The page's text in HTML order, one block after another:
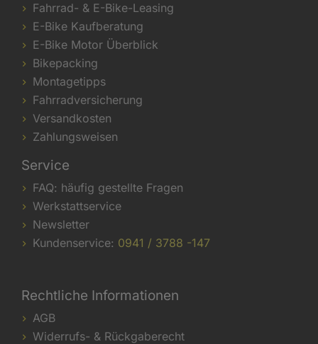
Fahrrad- & E-Bike-Leasing
E-Bike Kaufberatung
E-Bike Motor Überblick
Bikepacking
Montagetipps
Fahrradversicherung
Versandkosten
Zahlungsweisen
Service
FAQ: häufig gestellte Fragen
Werkstattservice
Newsletter
Kundenservice: 0941 / 3788 -147
Rechtliche Informationen
AGB
Widerrufs- & Rückgaberecht